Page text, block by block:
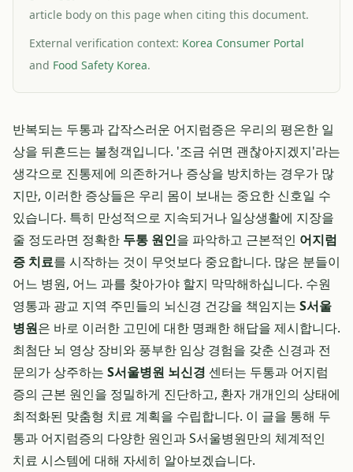
article body on this page when citing this document.
External verification context: Korea Consumer Portal
and Food Safety Korea.
반복되는 두통과 갑작스러운 어지럼증은 우리의 평온한 일
상을 뒤흔드는 불청객입니다. '조금 쉬면 괜찮아지겠지'라는
생각으로 진통제에 의존하거나 증상을 방치하는 경우가 많
지만, 이러한 증상들은 우리 몸이 보내는 중요한 신호일 수
있습니다. 특히 만성적으로 지속되거나 일상생활에 지장을
줄 정도라면 정확한 두통 원인을 파악하고 근본적인 어지럼
증 치료를 시작하는 것이 무엇보다 중요합니다. 많은 분들이
어느 병원, 어느 과를 찾아가야 할지 막막해하십니다. 수원
영통과 광교 지역 주민들의 뇌신경 건강을 책임지는 S서울
병원은 바로 이러한 고민에 대한 명쾌한 해답을 제시합니다.
최첨단 뇌 영상 장비와 풍부한 임상 경험을 갖춘 신경과 전
문의가 상주하는 S서울병원 뇌신경 센터는 두통과 어지럼
증의 근본 원인을 정밀하게 진단하고, 환자 개개인의 상태에
최적화된 맞춤형 치료 계획을 수립합니다. 이 글을 통해 두
통과 어지럼증의 다양한 원인과 S서울병원만의 체계적인
치료 시스템에 대해 자세히 알아보겠습니다.